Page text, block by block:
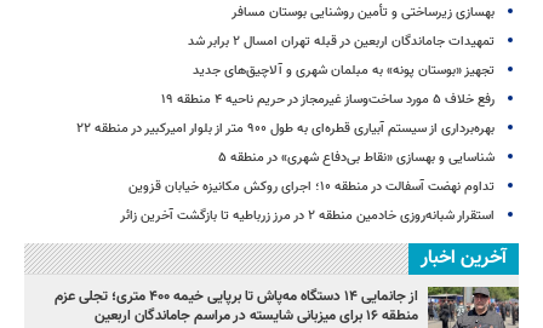
بهسازی زیرساختی و تأمین روشنایی بوستان مسافر
تمهیدات جاماندگان اربعین در قبله تهران امسال ۲ برابر شد
تجهیز «بوستان پونه» به مبلمان شهری و آلاچیق‌های جدید
رفع خلاف ۵ مورد ساخت‌وساز غیرمجاز در حریم ناحیه ۴ منطقه ۱۹
بهره‌برداری از سیستم آبیاری قطره‌ای به طول ۹۰۰ متر از بلوار امیرکبیر در منطقه ۲۲
شناسایی و بهسازی «نقاط بی‌دفاع شهری» در منطقه ۵
تداوم نهضت آسفالت در منطقه ۱۰؛ اجرای روکش مکانیزه خیابان قزوین
استقرار شبانه‌روزی خادمین منطقه ۲ در مرز زرباطیه تا بازگشت آخرین زائر
آخرین اخبار
از جانمایی ۱۴ دستگاه مه‌پاش تا برپایی خیمه ۴۰۰ متری؛ تجلی عزم
منطقه ۱۶ برای میزبانی شایسته در مراسم جاماندگان اربعین